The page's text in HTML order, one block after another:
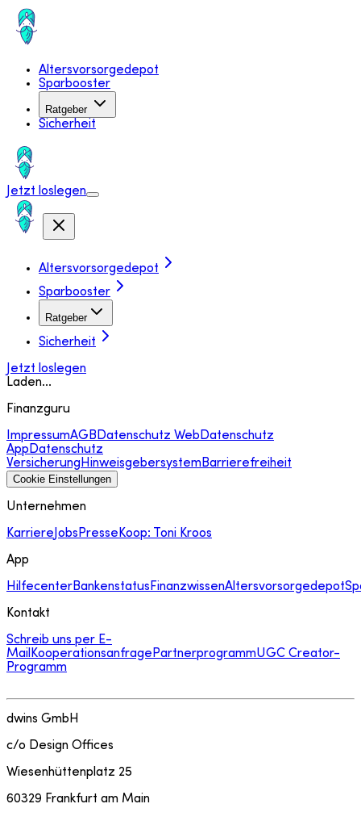
Altersvorsorgedepot
Sparbooster
Ratgeber
Sicherheit
Jetzt loslegen
Altersvorsorgedepot
Sparbooster
Ratgeber
Sicherheit
Jetzt loslegen
Laden...
Finanzguru
ImpressumAGB Datenschutz Web Datenschutz
App Datenschutz
VersicherungHinweisgebersystemBarrierefreiheit
Cookie Einstellungen
Unternehmen
Karriere Jobs Presse Koop: Toni Kroos
App
HilfecenterBankenstatus FinanzwissenAltersvorsorgedepot
Kontakt
Schreib uns per E-
Mail Kooperationsanfrage PartnerprogrammUGC Creator-
Programm
dwins GmbH
c/o Design Offices
Wiesenhüttenplatz 25
60329 Frankfurt am Main